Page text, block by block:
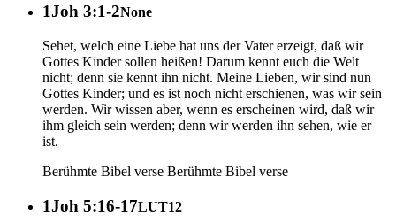
1Joh 3:1-2None
Sehet, welch eine Liebe hat uns der Vater erzeigt, daß wir
Gottes Kinder sollen heißen! Darum kennt euch die Welt
nicht; denn sie kennt ihn nicht. Meine Lieben, wir sind nun
Gottes Kinder; und es ist noch nicht erschienen, was wir sein
werden. Wir wissen aber, wenn es erscheinen wird, daß wir
ihm gleich sein werden; denn wir werden ihn sehen, wie er
ist.
Berühmte Bibel verse Berühmte Bibel verse
1Joh 5:16-17LUT12